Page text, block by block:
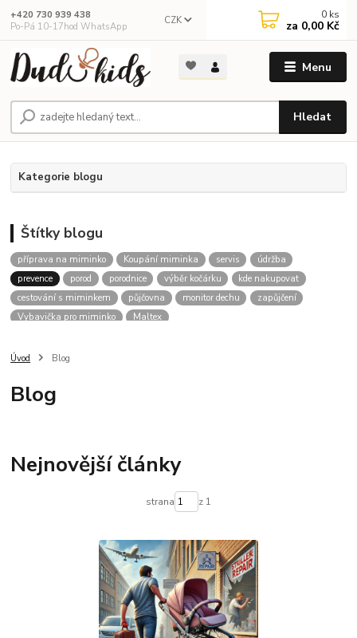
Menu
CZK
Hledat
+420 730 939 438
Po-Pá 10-17hod WhatsApp
0 ks
za 0,00 Kč
Kategorie blogu
Štítky blogu
příprava na miminko Koupání miminka servis
údržba
prevence
porod porodnice výběr kočárku
kde nakupovat
cestování s miminkem
půjčovna monitor dechu
zapůjčení
Vybavička pro miminko
Maltex
Úvod Blog
Blog
Nejnovější články
strana z 1